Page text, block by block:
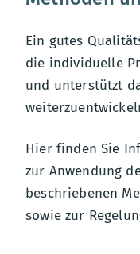
Ein gutes
die individuelle
und unterstützt
Hier finden Sie
zur Anwendung
beschriebenen
sowie zur